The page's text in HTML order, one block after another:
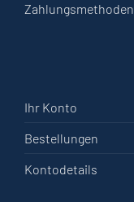
Zahlungsmethoden
Ihr Konto
Bestellungen
Kontodetails